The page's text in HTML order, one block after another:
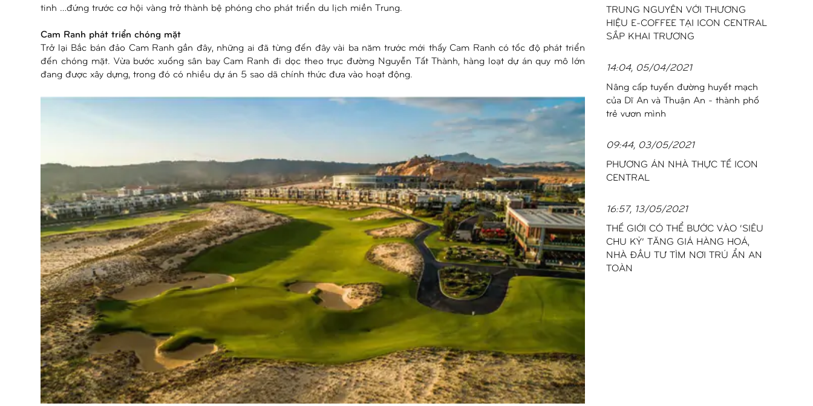
tinh …đứng trước cơ hội vàng trở thành bệ phóng cho phát triển du lịch miền Trung.
Cam Ranh phát triển chóng mặt
Trở lại Bắc bán đảo Cam Ranh gần đây, những ai đã từng đến đây vài ba năm trước mới thấy Cam Ranh có tốc độ phát triển
đến chóng mặt. Vừa bước xuống sân bay Cam Ranh đi dọc theo trục đường Nguyễn Tất Thành, hàng loạt dự án quy mô lớn
đang được xây dựng, trong đó có nhiều dự án 5 sao dã chính thức đưa vào hoạt động.
TRUNG NGUYÊN VỚI THƯƠNG
HIỆU E-COFFEE TẠI ICON CENTRAL
SẮP KHAI TRƯƠNG
14:04, 05/04/2021
Nâng cấp tuyến đường huyết mạch
của Dĩ An và Thuận An - thành phố
trẻ vươn mình
09:44, 03/05/2021
PHƯƠNG ÁN NHÀ THỰC TẾ ICON
CENTRAL
16:57, 13/05/2021
THẾ GIỚI CÓ THỂ BƯỚC VÀO ‘SIÊU
CHU KỲ’ TĂNG GIÁ HÀNG HOÁ,
NHÀ ĐẦU TƯ TÌM NƠI TRÚ ẨN AN
TOÀN